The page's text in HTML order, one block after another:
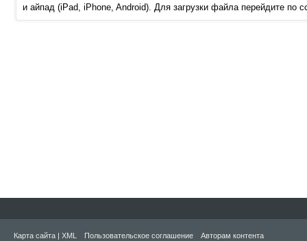
и айпад (iPad, iPhone, Android). Для загрузки файла перейдите по
Карта сайта XML Пользовательское соглашение
Авторам контента